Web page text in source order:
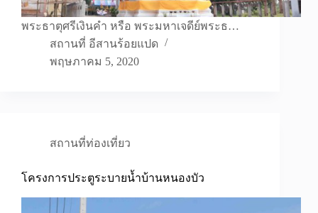
พระธาตุศรีเงินคํา หรือ พระมหาเจดีย์พระธ…
สถานที่ อีสานร้อยแปด
พฤษภาคม 5, 2020
สถานที่ท่องเที่ยว
โครงการประตูระบายน้ำบ้านหนองบัว